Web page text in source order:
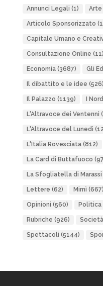
Annunci Legali (1) Arte
Articolo Sponsorizzato
Capitale Umano e
Consultazione Online (11)
Economia(3687) Gli
Il dibattito e le idee (526)
Il Palazzo (1139) I
L'Altravoce dei Ventenni
L'Altravoce del Lunedì
L'Italia Rovesciata(812)
La Card di Buttafuoco
La Sfogliatella di Marassi
Lettere (62) Mimì (667)
Opinioni (560) Politica
Rubriche (926)
Spettacoli (5144)